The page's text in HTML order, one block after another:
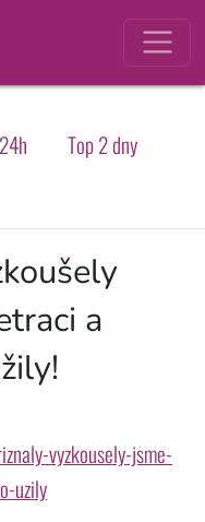
Top 2 dny
a
vyzkousely-jsme-
uzily